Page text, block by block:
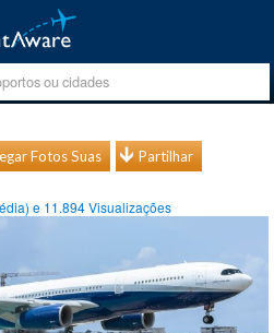
Fotos Suas Partilhar
e 11.894Visualizações